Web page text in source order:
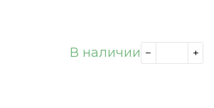
В наличии